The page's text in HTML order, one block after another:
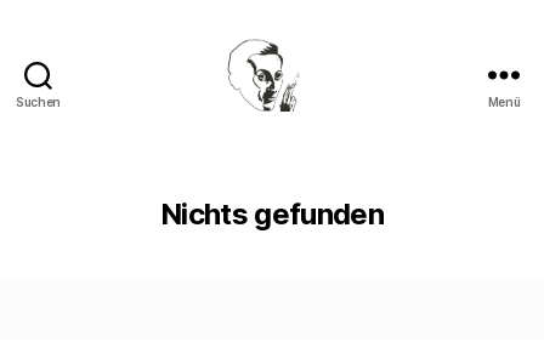
Suchen Menü
Nichts gefunden